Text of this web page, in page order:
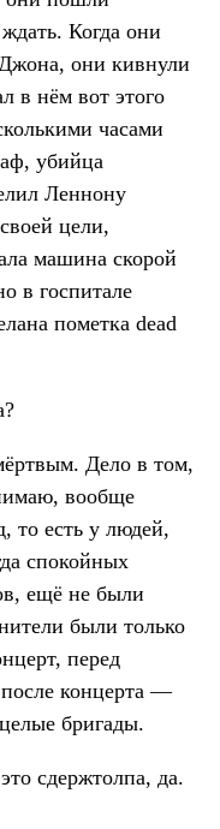
Когда они
они кивнули
в нём вот этого
часами
убийца
Леннону
цели,
машина скорой
в госпитале
пометка dead
Дело в том,
вообще
то есть у людей,
спокойных
ещё не были
были только
перед
концерта —
бригады.
сдержтолпа, да.